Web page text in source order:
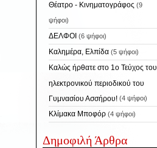
Θέατρο - Κινηματογράφος (9
ψήφοι)
ΔΕΛΦΟΙ (6 ψήφοι)
Καλημέρα, Ελπίδα (5 ψήφοι)
Καλώς ήρθατε στο 1ο Τεύχος του
ηλεκτρονικού περιοδικού του
Γυμνασίου Ασσήρου! (4 ψήφοι)
Κλίμακα Μποφόρ (4 ψήφοι)
Δημοφιλή Άρθρα